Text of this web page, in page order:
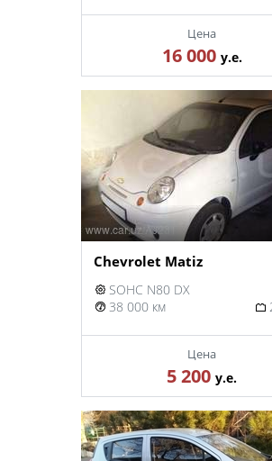
Цена
16 000 у.е.
Chevrolet Matiz
SOHC N80 DX
38 000 км
Цена
5 200 у.е.